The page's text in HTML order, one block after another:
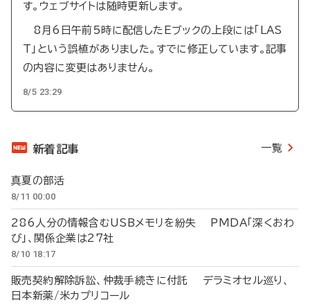
す。ウェブサイトは随時更新します。
8月6日午前5時に配信したEブックの上段には「LAS
T」という誤植がありました。すでに修正しています。記事
の内容に変更はありません。
8/5 23:29
新着記事 一覧
真夏の部活
8/11 00:00
286人分の情報含むUSBメモリを紛失 PMDA「深くおわ
び」、関係企業は27社
8/10 18:17
販売契約解除訴訟、仲裁手続きに付託 デラミオセル巡り、
日本新薬/米カプリコール